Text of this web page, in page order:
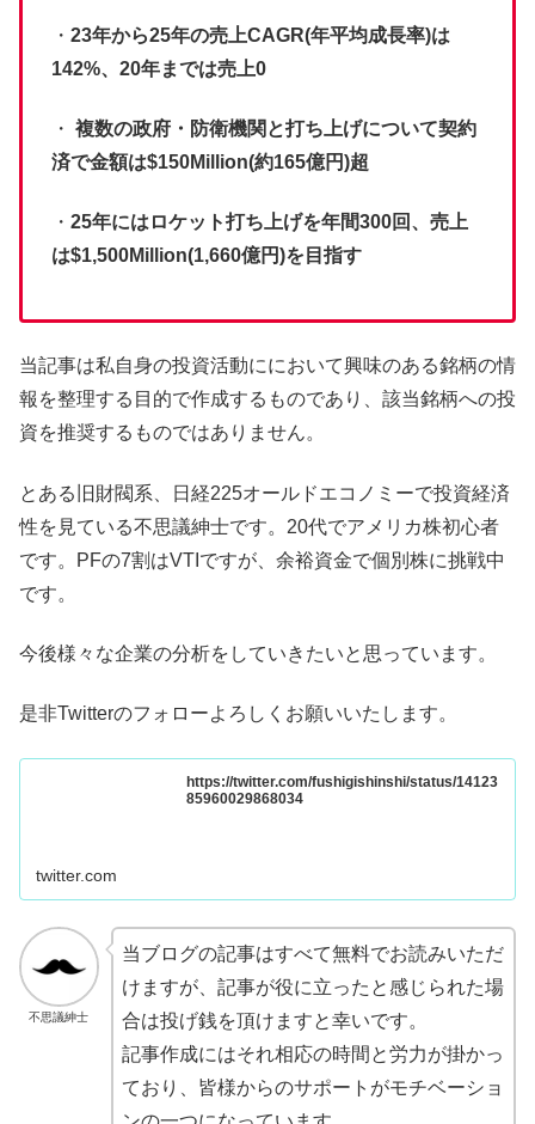
・ 23年から25年の売上CAGR(年平均成長率)は
142%、20年までは売上0
・ 複数の政府・防衛機関と打ち上げについて契約
済で金額は$150Million(約165億円)超
・ 25年にはロケット打ち上げを年間300回、売上
は$1,500Million(1,660億円)を目指す
当記事は私自身の投資活動ににおいて興味のある銘柄の情
報を整理する目的で作成するものであり、該当銘柄への投
資を推奨するものではありません。
とある旧財閥系、日経225オールドエコノミーで投資経済
性を見ている不思議紳士です。20代でアメリカ株初心者
です。PFの7割はVTIですが、余裕資金で個別株に挑戦中
です。
今後様々な企業の分析をしていきたいと思っています。
是非Twitterのフォローよろしくお願いいたします。
https://twitter.com/fushigishinshi/status/14123
85960029868034
twitter.com
不思議紳士
当ブログの記事はすべて無料でお読みいただ
けますが、記事が役に立ったと感じられた場
合は投げ銭を頂けますと幸いです。
記事作成にはそれ相応の時間と労力が掛かっ
ており、皆様からのサポートがモチベーショ